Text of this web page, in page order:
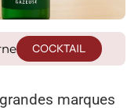
COCKTAIL
marques